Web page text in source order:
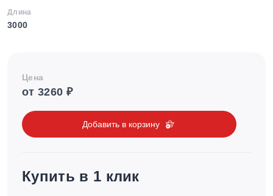
Длина
3000
Цена
от 3260 ₽
Добавить в корзину
Купить в 1 клик